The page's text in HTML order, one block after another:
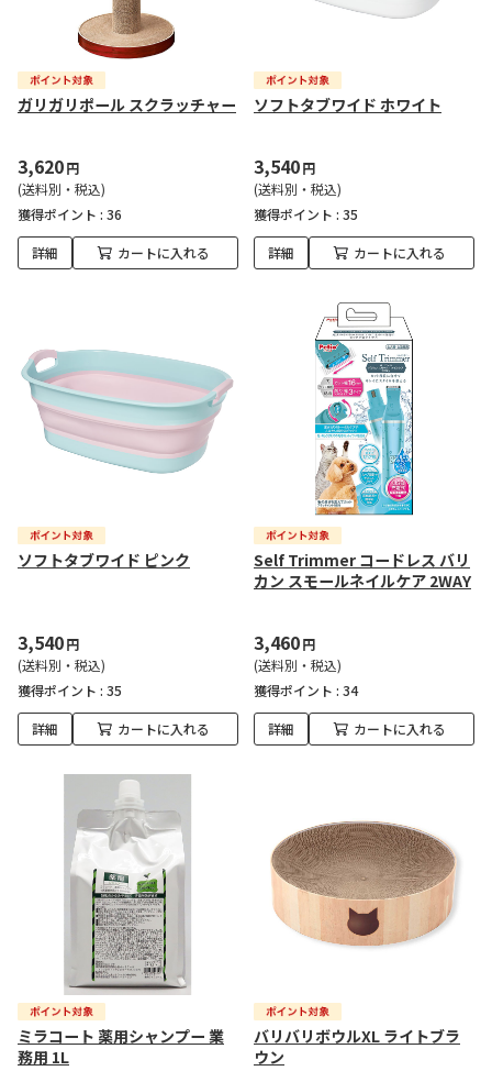
ガリガリポール スクラッチャー
3,620円
(送料別・税込)
獲得ポイント : 36
詳細 カートに入れる
ソフトタブワイド ホワイト
3,540円
(送料別・税込)
獲得ポイント : 35
詳細 カートに入れる
ソフトタブワイド ピンク
3,540円
(送料別・税込)
獲得ポイント : 35
詳細 カートに入れる
Self Trimmer コードレス バリ
カン スモールネイルケア 2WAY
3,460円
(送料別・税込)
獲得ポイント : 34
詳細 カートに入れる
ミラコート 薬用シャンプー 業
務用 1L
バリバリボウルXL ライトブラ
ウン